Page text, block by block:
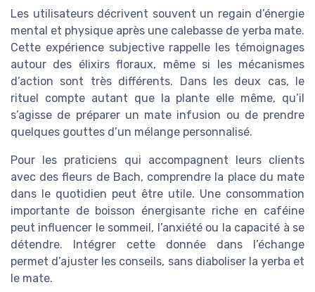
Les utilisateurs décrivent souvent un regain d’énergie
mental et physique après une calebasse de yerba mate.
Cette expérience subjective rappelle les témoignages
autour des élixirs floraux, même si les mécanismes
d’action sont très différents. Dans les deux cas, le
rituel compte autant que la plante elle même, qu’il
s’agisse de préparer un mate infusion ou de prendre
quelques gouttes d’un mélange personnalisé.
Pour les praticiens qui accompagnent leurs clients
avec des fleurs de Bach, comprendre la place du mate
dans le quotidien peut être utile. Une consommation
importante de boisson énergisante riche en caféine
peut influencer le sommeil, l’anxiété ou la capacité à se
détendre. Intégrer cette donnée dans l’échange
permet d’ajuster les conseils, sans diaboliser la yerba et
le mate.